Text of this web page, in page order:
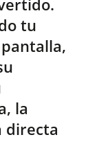
tu
la
directa